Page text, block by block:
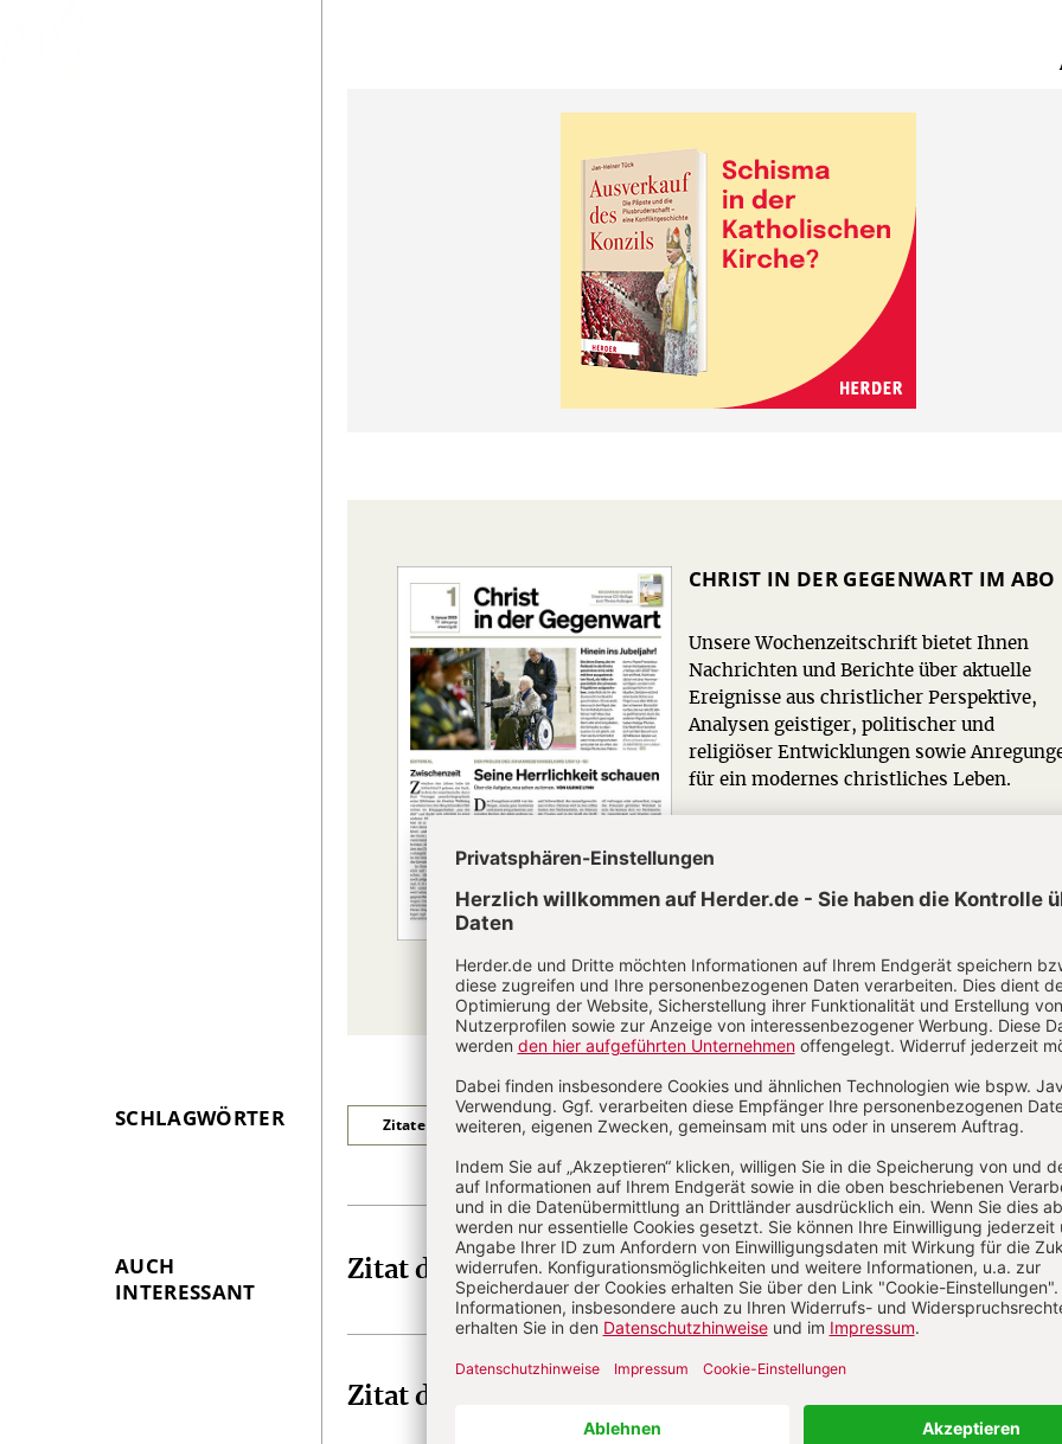
CHRIST IN DER GEGENWART IM ABO
Unsere Wochenzeitschrift bietet Ihnen
Nachrichten und Berichte über aktuelle
Ereignisse aus christlicher Perspektive,
Analysen geistiger, politischer und
religiöser Entwicklungen sowie
für ein modernes christliches Leben.
Jetzt gratis testen
Überschrift
SCHLAGWÖRTER Zitate der Woche
AUCH
INTERESSANT
Zitat der Woche
Zitat der Woche